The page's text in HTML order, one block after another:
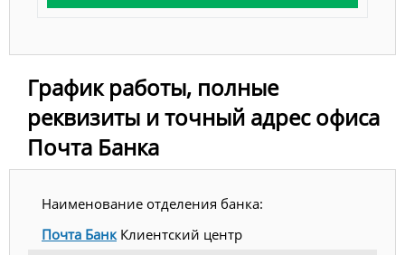
График работы, полные
реквизиты и точный адрес офиса
Почта Банка
Наименование отделения банка:
Почта БанкКлиентский центр